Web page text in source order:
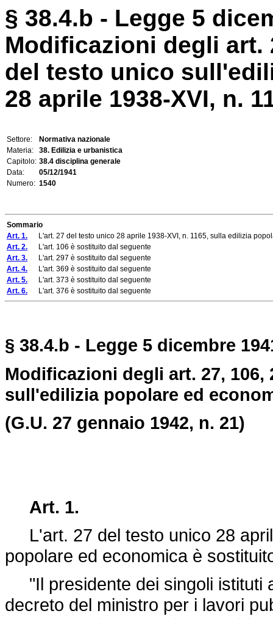
§ 38.4.b - Legge 5
Modificazioni degli art.
del testo unico
28 aprile 1938-XVI, n.
Settore:
Normativa nazionale
Materia:
38. Edilizia e urbanistica
Capitolo: 38.4 disciplina generale
Data:
05/12/1941
Numero: 1540
Sommario
Art. 1. L'art. 27 del testo unico 28 aprile 1938-XVI, n. 1165, sulla edilizia
Art. 2. L'art. 106 è sostituito dal seguente
Art. 3. L'art. 297 è sostituito dal seguente
Art. 4. L'art. 369 è sostituito dal seguente
Art. 5. L'art. 373 è sostituito dal seguente
Art. 6. L'art. 376 è sostituito dal seguente
§ 38.4.b - Legge 5 dicembre
Modificazioni degli art. 27, 106,
sull'edilizia popolare ed
(G.U. 27 gennaio 1942, n. 21)
Art. 1.
L'art. 27 del testo unico 28
popolare ed economica è
"Il presidente dei singoli istituti
decreto del ministro per i lavori